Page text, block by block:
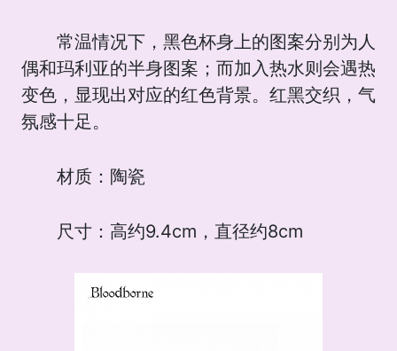
常温情况下，黑色杯身上的图案分别为人
偶和玛利亚的半身图案；而加入热水则会遇热
变色，显现出对应的红色背景。红黑交织，气
氛感十足。
材质：陶瓷
尺寸：高约9.4cm，直径约8cm